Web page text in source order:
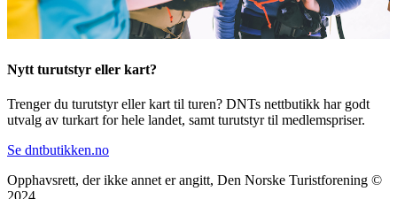
Nytt turutstyr eller kart?
Trenger du turutstyr eller kart til turen? DNTs nettbutikk har godt
utvalg av turkart for hele landet, samt turutstyr til medlemspriser.
Se dntbutikken.no
Opphavsrett, der ikke annet er angitt, Den Norske Turistforening ©
2024